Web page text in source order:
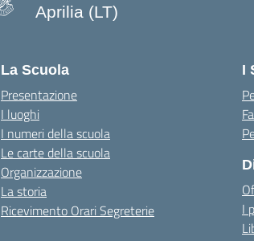
Aprilia (LT)
La Scuola
Presentazione
I luoghi
I numeri della scuola
Le carte della scuola
Organizzazione
La storia
Ricevimento Orari Segreterie
I
I